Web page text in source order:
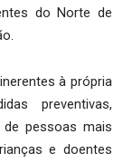
do Norte de
à própria
preventivas,
pessoas mais
e doentes